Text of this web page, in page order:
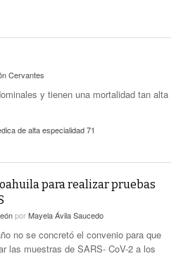
Cervantes
y tienen una mortalidad tan alta
de alta especialidad 71
para realizar pruebas
porMayela Ávila Saucedo
no se concretó el convenio para que
las muestras de SARS- CoV-2 a los